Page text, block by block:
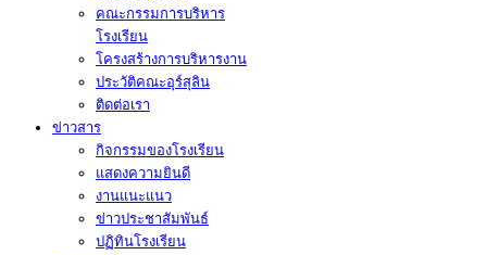
คณะกรรมการบริหาร
โรงเรียน
โครงสร้างการบริหารงาน
ประวัติคณะอุร์สุลิน
ติดต่อเรา
ข่าวสาร
กิจกรรมของโรงเรียน
แสดงความยินดี
งานแนะแนว
ข่าวประชาสัมพันธ์
ปฏิทินโรงเรียน